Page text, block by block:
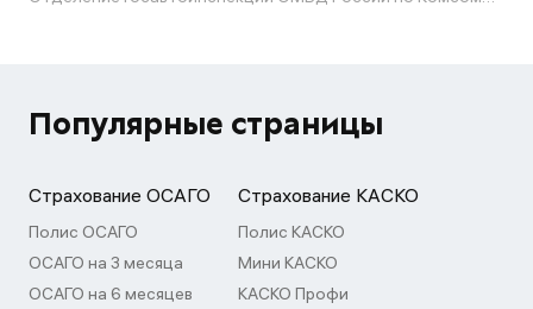
Популярные страницы
Страхование ОСАГО
Полис ОСАГО
ОСАГО на 3 месяца
ОСАГО на 6 месяцев
Страхование КАСКО
Полис КАСКО
Мини КАСКО
КАСКО Профи